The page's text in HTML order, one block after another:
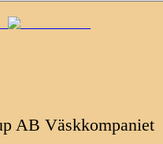
AB Väskkompaniet